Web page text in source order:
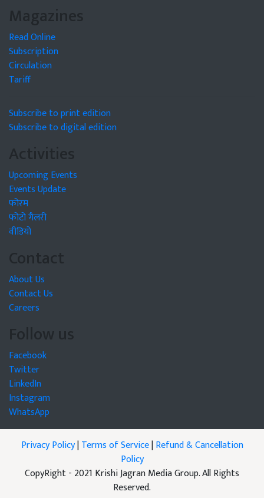
Magazines
Read Online
Subscription
Circulation
Tariff
Subscribe to print edition
Subscribe to digital edition
Activities
Upcoming Events
Events Update
फोरम
फोटो गैलरी
वीडियो
Contact
About Us
Contact Us
Careers
Follow us
Facebook
Twitter
LinkedIn
Instagram
WhatsApp
Privacy Policy|Terms of Service|Refund & Cancellation
Policy
CopyRight - 2021 Krishi Jagran Media Group. All Rights
Reserved.